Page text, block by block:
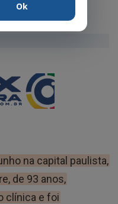
Ok
na capital paulista,
de 93 anos,
clínica e foi